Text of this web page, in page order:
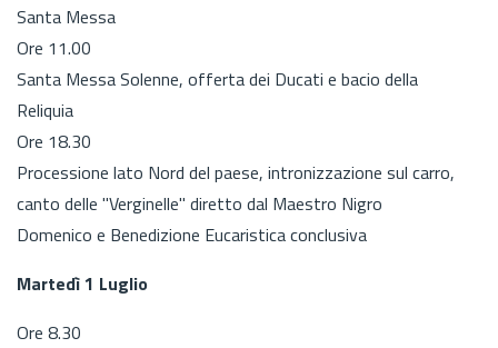
Santa Messa
Ore 11.00
Santa Messa Solenne, offerta dei Ducati e bacio della
Reliquia
Ore 18.30
Processione lato Nord del paese, intronizzazione sul carro,
canto delle "Verginelle" diretto dal Maestro Nigro
Domenico e Benedizione Eucaristica conclusiva
Martedì 1 Luglio
Ore 8.30